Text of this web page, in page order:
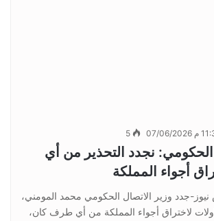
06/2026
5
الحكومي: نجدد التحذير من أي
أجواء المملكة
نيوز-جدد وزير الاتصال الحكومي محمد المومني،
لاختراق أجواء المملكة من أي طرف كان،